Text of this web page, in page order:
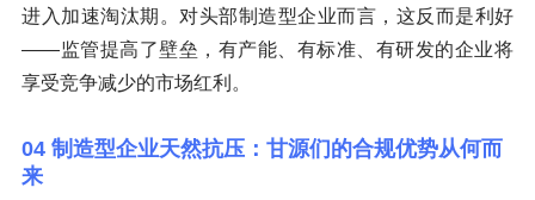
进入加速淘汰期。对头部制造型企业而言，这反而是利好
——监管提高了壁垒，有产能、有标准、有研发的企业将
享受竞争减少的市场红利。
04 制造型企业天然抗压：甘源们的合规优势从何而
来